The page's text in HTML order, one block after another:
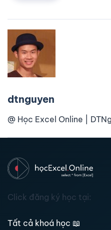
dtnguyen
@ Học Excel Online |
Click đăng ký học tại:
Tất cả khoá học 📖